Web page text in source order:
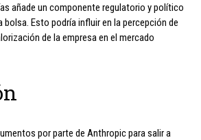
añade un componente regulatorio y político
bolsa. Esto podría influir en la percepción de
de la empresa en el mercado
por parte de Anthropic para salir a